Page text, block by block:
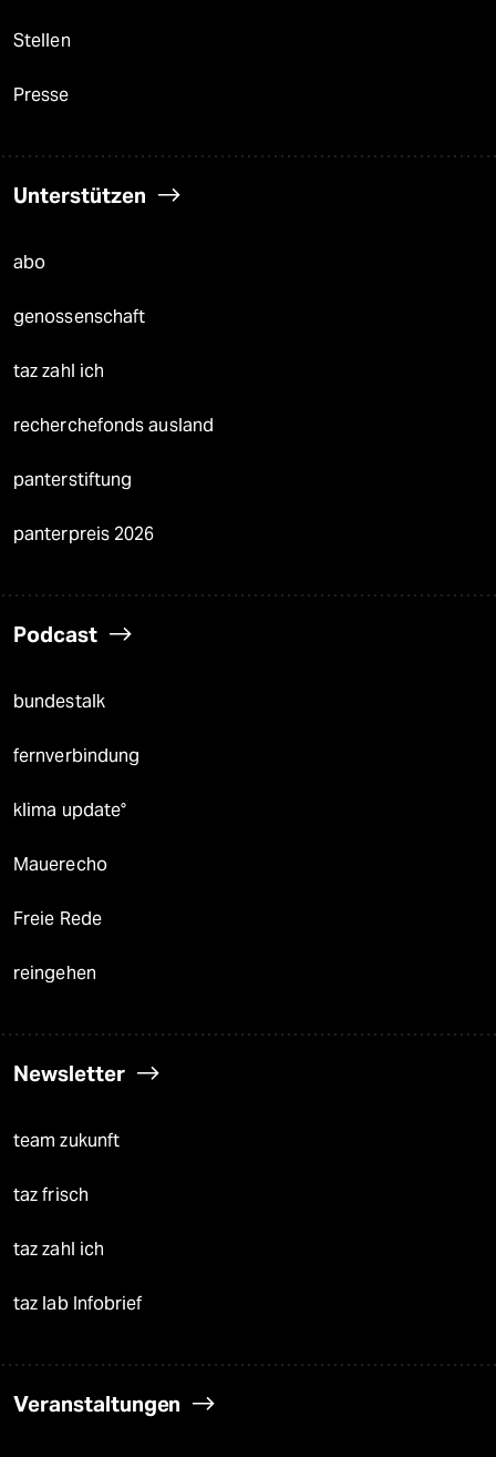
Stellen
Presse
Unterstützen
abo
genossenschaft
taz zahl ich
recherchefonds ausland
panterstiftung
panterpreis 2026
Podcast
bundestalk
fernverbindung
klima update°
Mauerecho
Freie Rede
reingehen
Newsletter
team zukunft
taz frisch
taz zahl ich
taz lab Infobrief
Veranstaltungen